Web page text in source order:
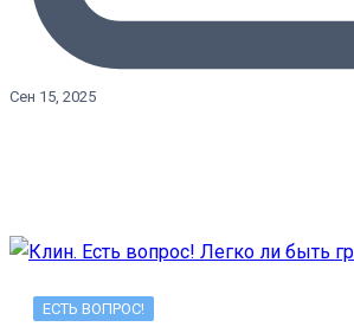
Сен 15, 2025
ЕСТЬ ВОПРОС!